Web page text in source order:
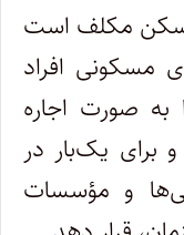
مکلف است
مسکونی افراد
به صورت اجاره
برای یک‌بار در
و مؤسسات